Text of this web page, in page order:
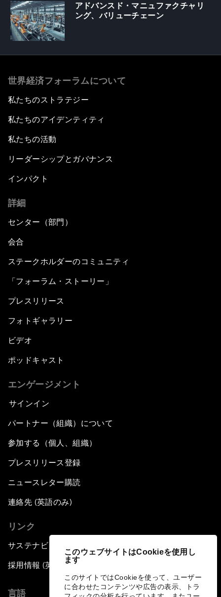
このウェブサイトはCookieを使用し
ます
このサイトではCookieを使って、ユーザー
に合わせたコンテンツや広告の表示、トラ
アドバンスド・マニュファクチャリ
ング、バリューチェーン
世界経済フォーラムについて
私たちのストラテジー
私たちのアイデンティティ
私たちの活動
リーダーシップとガバナンス
インパクト
詳細
センター（部門）
会合
ステークホルダーのコミュニティ
「フォーラム・ストーリー」
プレスリリース
フォトギャラリー
ビデオ
ポッドキャスト
エンゲージメント
サインイン
パートナー（組織）について
参加する（個人、組織）
プレスリリース登録
ニュースレター購読
連絡先 (英語のみ)
リンク
サステナビリティへの取り組み
採用情報 (英語のみ)
言語